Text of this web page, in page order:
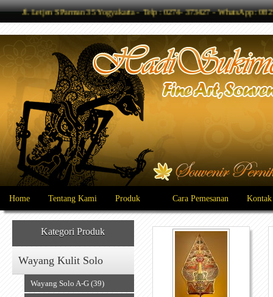
Jl. Letjen S Parman 35 Yogyakarta - Telp : 0274- 373427 - WhatsApp :
Home Tentang Kami Produk Cara Pemesanan
Kategori Produk
Wayang Kulit Solo
Wayang Solo A-G (39)